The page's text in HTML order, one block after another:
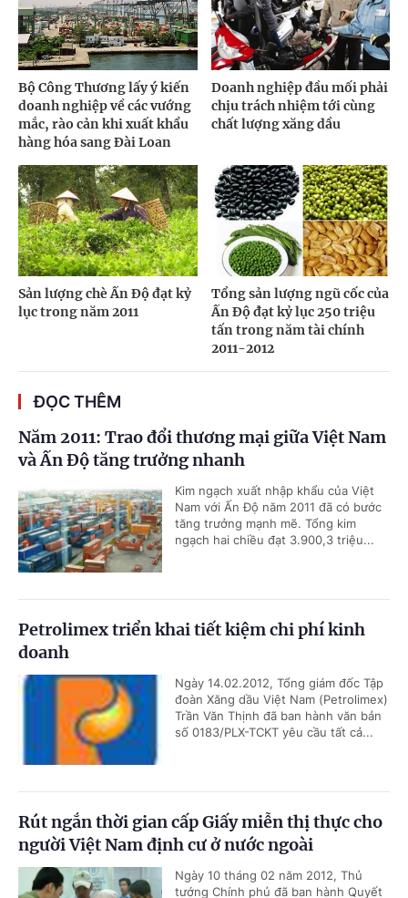
Bộ Công Thương lấy ý kiến
doanh nghiệp về các vướng
mắc, rào cản khi xuất khẩu
hàng hóa sang Đài Loan
Doanh nghiệp đầu mối phải
chịu trách nhiệm tới cùng
chất lượng xăng dầu
Sản lượng chè Ấn Độ đạt kỷ
lục trong năm 2011
Tổng sản lượng ngũ cốc của
Ấn Độ đạt kỷ lục 250 triệu
tấn trong năm tài chính
2011-2012
ĐỌC THÊM
Năm 2011: Trao đổi thương mại giữa Việt Nam
và Ấn Độ tăng trưởng nhanh
Kim ngạch xuất nhập khẩu của Việt
Nam với Ấn Độ năm 2011 đã có bước
tăng trưởng mạnh mẽ. Tổng kim
ngạch hai chiều đạt 3.900,3 triệu...
Petrolimex triển khai tiết kiệm chi phí kinh
doanh
Ngày 14.02.2012, Tổng giám đốc Tập
đoàn Xăng dầu Việt Nam (Petrolimex)
Trần Văn Thịnh đã ban hành văn bản
số 0183/PLX-TCKT yêu cầu tất cả...
Rút ngắn thời gian cấp Giấy miễn thị thực cho
người Việt Nam định cư ở nước ngoài
Ngày 10 tháng 02 năm 2012, Thủ
tướng Chính phủ đã ban hành Quyết